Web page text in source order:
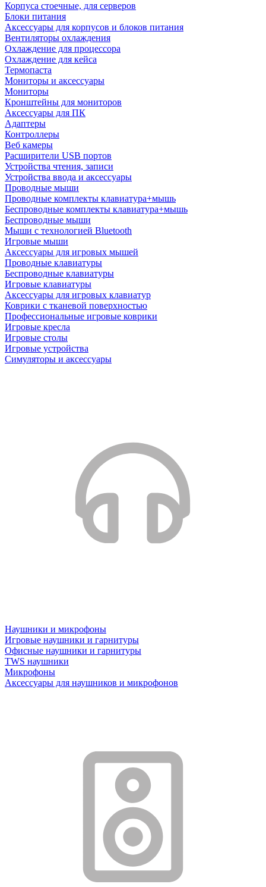
Корпуса стоечные, для серверов
Блоки питания
Аксессуары для корпусов и блоков питания
Вентиляторы охлаждения
Охлаждение для процессора
Охлаждение для кейса
Термопаста
Мониторы и аксессуары
Мониторы
Кронштейны для мониторов
Аксессуары для ПК
Адаптеры
Контроллеры
Веб камеры
Расширители USB портов
Устройства чтения, записи
Устройства ввода и аксессуары
Проводные мыши
Проводные комплекты клавиатура+мышь
Беспроводные комплекты клавиатура+мышь
Беспроводные мыши
Мыши с технологией Bluetooth
Игровые мыши
Аксессуары для игровых мышей
Проводные клавиатуры
Беспроводные клавиатуры
Игровые клавиатуры
Аксессуары для игровых клавиатур
Коврики с тканевой поверхностью
Профессиональные игровые коврики
Игровые кресла
Игровые столы
Игровые устройства
Симуляторы и аксессуары
Наушники и микрофоны
Игровые наушники и гарнитуры
Офисные наушники и гарнитуры
TWS наушники
Микрофоны
Аксессуары для наушников и микрофонов